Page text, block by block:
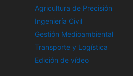
Agricultura de Precisión
Ingeniería Civil
Gestión Medioambiental
Transporte y Logística
Edición de vídeo